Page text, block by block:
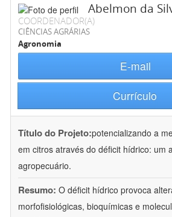
Abelmon da
COORDENADOR(A)
CIÊNCIAS AGRÁRIAS
Agronomia
E-mail
Currículo
Título do Projeto:potencializando a
em citros através do déficit hídrico: um
agropecuário.
Resumo: O déficit hídrico provoca
morfofisiológicas, bioquímicas e